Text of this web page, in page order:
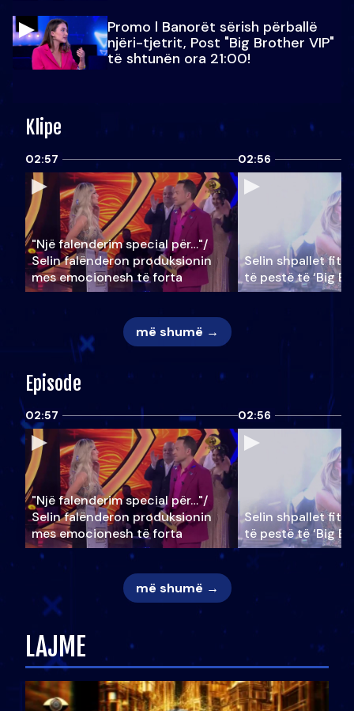
Promo l Banorët sërish përballë
njëri-tjetrit, Post "Big Brother VIP"
të shtunën ora 21:00!
Klipe
02:57
"Një falenderim special për…"/
Selin falënderon produksionin
mes emocionesh të forta
02:56
Selin shpallet
të pestë të ‘Big
më shumë →
Episode
02:57
"Një falenderim special për…"/
Selin falënderon produksionin
mes emocionesh të forta
02:56
Selin shpallet
të pestë të ‘Big
më shumë →
LAJME